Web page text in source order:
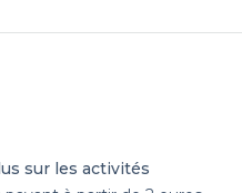
sur les activités